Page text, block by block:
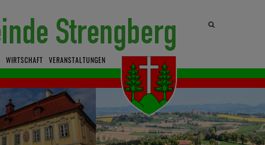
Site
WIRTSCHAFT VERANSTALTUNGEN